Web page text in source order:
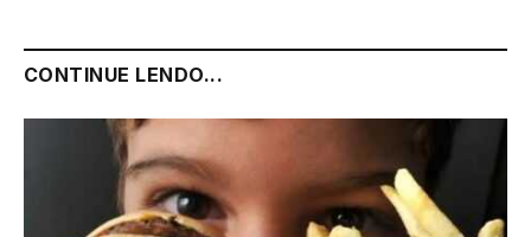
CONTINUE LENDO...